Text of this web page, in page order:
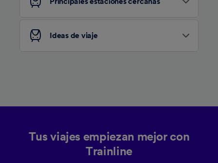
Ideas de viaje
Tus viajes empiezan mejor con
Trainline